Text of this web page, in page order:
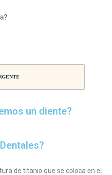
un diente?
de titanio que se coloca en el